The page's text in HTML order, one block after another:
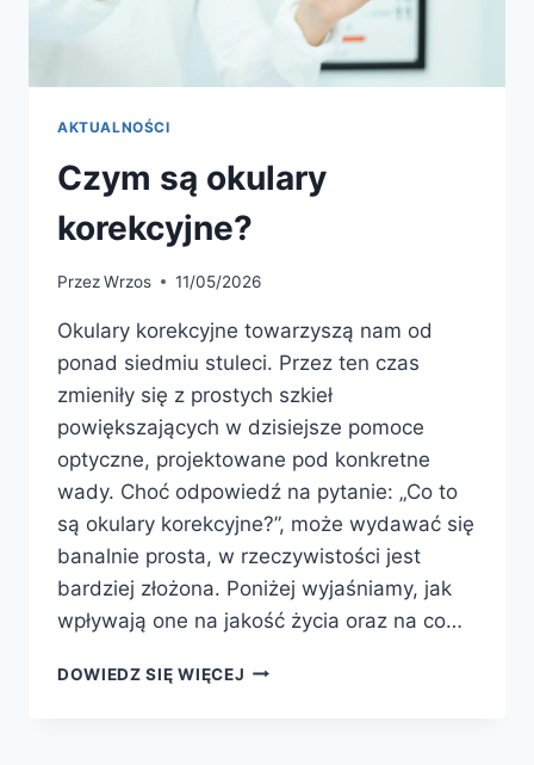
AKTUALNOŚCI
Czym są okulary
korekcyjne?
PrzezWrzos 11/05/2026
Okulary korekcyjne towarzyszą nam od
ponad siedmiu stuleci. Przez ten czas
zmieniły się z prostych szkieł
powiększających w dzisiejsze pomoce
optyczne, projektowane pod konkretne
wady. Choć odpowiedź na pytanie: „Co to
są okulary korekcyjne?”, może wydawać się
banalnie prosta, w rzeczywistości jest
bardziej złożona. Poniżej wyjaśniamy, jak
wpływają one na jakość życia oraz na co…
DOWIEDZ SIĘ WIĘCEJ CZYM